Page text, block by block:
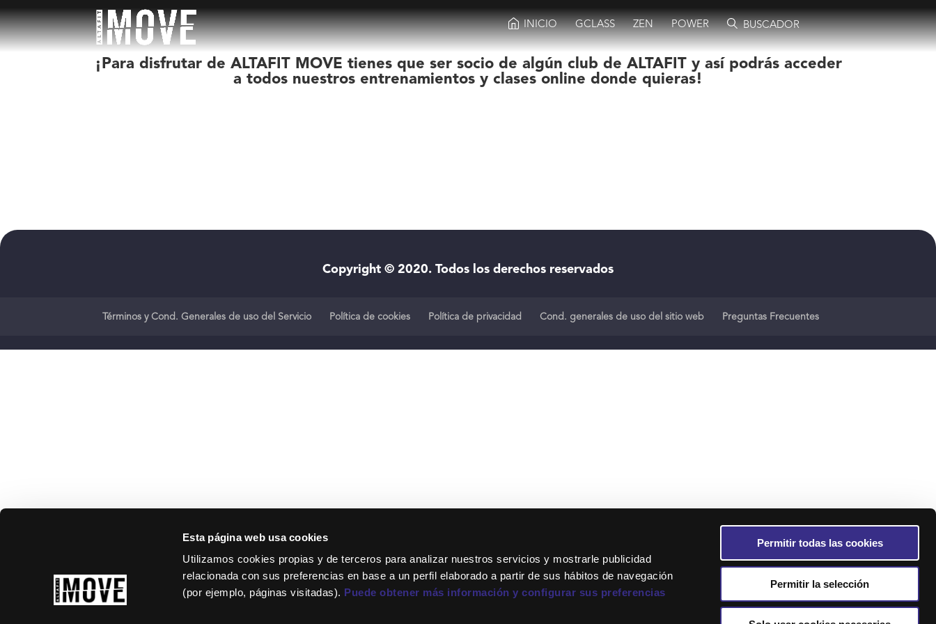
Esta página web usa cookies
Utilizamos cookies propias y de terceros para analizar nuestros servicios y mostrarle publicidad
relacionada con sus preferencias en base a un perfil elaborado a partir de sus hábitos de navegación
(por ejemplo, páginas visitadas). Puede obtener más información y configurar sus preferencias
Permitir todas las cookies
Permitir la selección
INICIO GCLASS ZEN POWER BUSCADOR
¡Para disfrutar de ALTAFIT MOVE tienes que ser socio de algún club de ALTAFIT y así podrás acceder
a todos nuestros entrenamientos y clases online donde quieras!
Copyright © 2020. Todos los derechos reservados
Términos y Cond. Generales de uso del Servicio Política de cookies Política de privacidad Cond. generales de uso del sitio web Preguntas Frecuentes